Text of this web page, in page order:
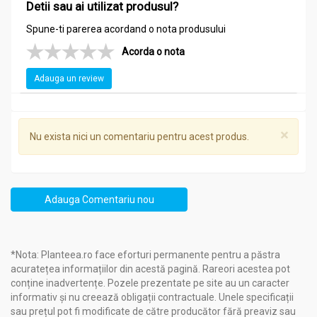
Detii sau ai utilizat produsul?
Spune-ti parerea acordand o nota produsului
Acorda o nota
Adauga un review
×
Nu exista nici un comentariu pentru acest produs.
Adauga Comentariu nou
*Nota: Planteea.ro face eforturi permanente pentru a păstra
acuratețea informațiilor din acestă pagină. Rareori acestea pot
conține inadvertențe. Pozele prezentate pe site au un caracter
informativ și nu creează obligații contractuale. Unele specificații
sau prețul pot fi modificate de către producător fără preaviz sau